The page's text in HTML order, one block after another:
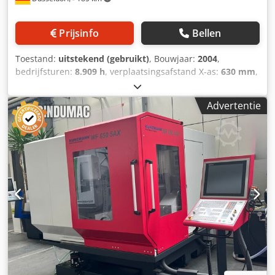
Prijsinfo Bellen
Toestand: uitstekend (gebruikt), Bouwjaar: 2004,
bedrijfsturen: 8.909 h, verplaatsingsafstand X-as: 630 mm,
, verplaatsingsafstand Z-as:
mm, controllerfabrikant:Heidenhain, controller model:
iTNC 530 , werkstukgewicht (max.): 500 kg
, totale hoogte:
2.700 mm, totale lengte:2.800 mm, totale breedte:
2.700
mm, tafelbreedte:500 mm , tafel lengte: 800 mm ,
totaalgewicht:4.500 kg , spindelsnelheid (min.):
10.000
rpm
, Bouwjaar: 2004 CNC-besturing: Heidenhain iTNC 530
Assen X-as verplaatsing mm: 630 Crsdpfszn Awrox Aidsf Y-
as verplaatsing mm: 500 Z-as verplaatsing mm: 500
Werktablet Tafelafmetingen mm: 800x500 Max. gewicht
van het werkstuk kg: 500 Spindel Spindeltoerental rpm:
10000 Spindelvermogen kW: 9/13 (40/100% ED) Koeling
Koeling via de spindelas: 15 Tankinhoud: 750
Gereedschapssysteem Gereedschaphouder: SK 40 Aantal
gereedschapshouders: 24 Uitrusting Elektronisch handwiel
Advertentie